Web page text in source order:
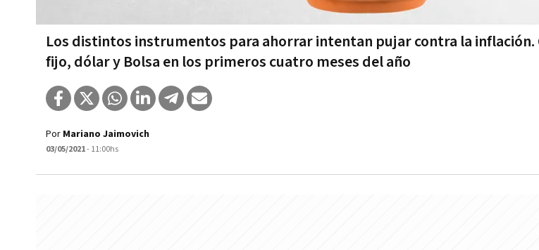
Los distintos instrumentos para ahorrar intentan pujar contra la inflación.
fijo, dólar y Bolsa en los primeros cuatro meses del año
Por Mariano Jaimovich
03/05/2021- 11:00hs